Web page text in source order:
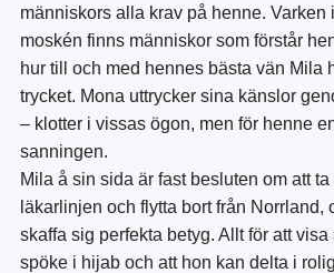
människors alla krav på henne. Varken
moskén finns människor som förstår
hur till och med hennes bästa vän Mila
trycket. Mona uttrycker sina känslor
– klotter i vissas ögon, men för henne
sanningen.
Mila å sin sida är fast besluten om att
läkarlinjen och flytta bort från Norrland,
skaffa sig perfekta betyg. Allt för att visa
spöke i hijab och att hon kan delta i